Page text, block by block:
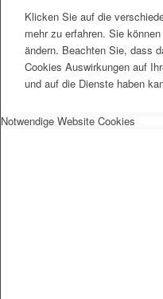
Klicken Sie auf die
mehr zu erfahren. Sie
ändern. Beachten Sie, dass
Cookies Auswirkungen auf
und auf die Dienste haben
Notwendige Website Cookies